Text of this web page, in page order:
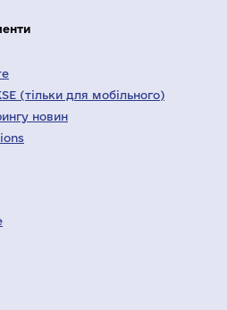
(тільки для мобільного)
новин